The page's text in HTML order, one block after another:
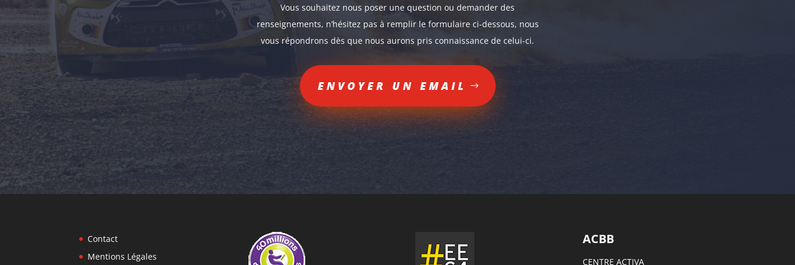
Vous souhaitez nous poser une question ou demander des
renseignements, n’hésitez pas à remplir le formulaire ci-dessous, nous
vous répondrons dès que nous aurons pris connaissance de celui-ci.
ENVOYER UN EMAIL
Contact
Mentions Légales
ACBB
CENTRE ACTIVA